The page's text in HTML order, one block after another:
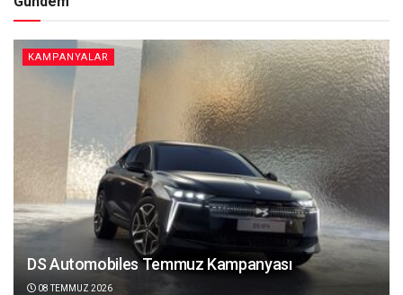
KAMPANYALAR
DS Automobiles Temmuz Kampanyası
08 TEMMUZ 2026